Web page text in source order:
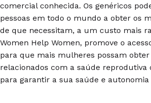
comercial conhecida. Os genéricos
pessoas em todo o mundo a obter os
de que necessitam, a um custo mais
Women Help Women, promove o
para que mais mulheres possam
relacionados com a saúde reprodutiva
para garantir a sua saúde e